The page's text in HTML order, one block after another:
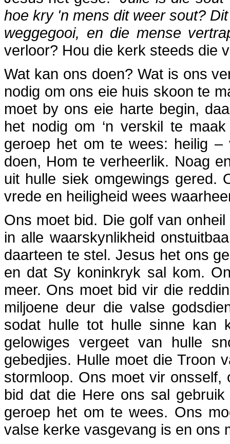
hoe kry 'n mens dit weer sout?
weggegooi, en die mense
verloor? Hou die kerk steeds die
Wat kan ons doen? Wat is ons
nodig om ons eie huis skoon te
moet by ons eie harte begin,
het nodig om ‘n verskil te
geroep het om te wees: heilig
doen, Hom te verheerlik. Noag
uit hulle siek omgewings gered.
vrede en heiligheid wees
Ons moet bid. Die golf van
in alle waarskynlikheid
daarteen te stel. Jesus het ons
en dat Sy koninkryk sal kom.
meer. Ons moet bid vir die
miljoene deur die valse
sodat hulle tot hulle sinne
gelowiges vergeet van hulle
gebedjies. Hulle moet die Troon
stormloop. Ons moet vir
bid dat die Here ons sal
geroep het om te wees. Ons
valse kerke vasgevang is en ons